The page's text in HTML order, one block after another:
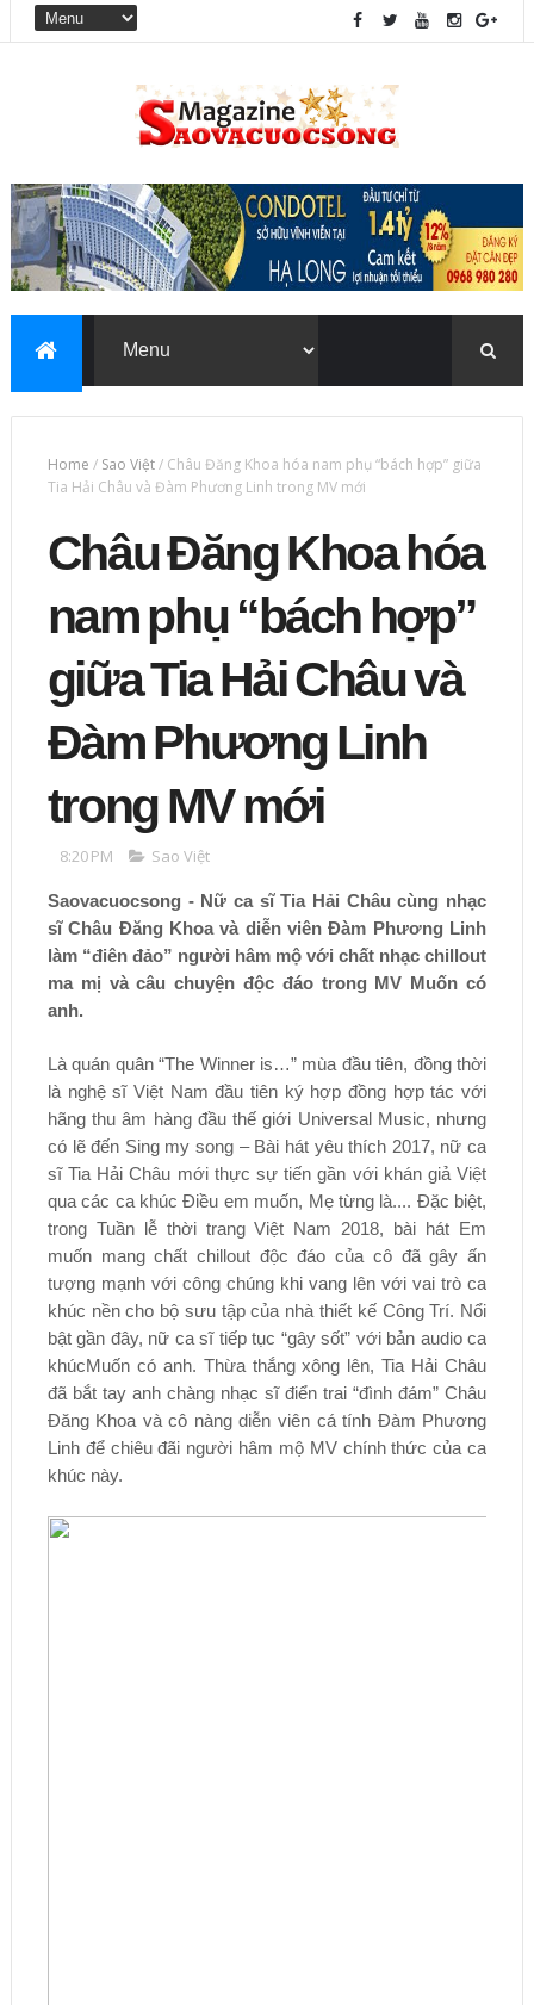
Home / Sao Việt/ Châu Đăng Khoa hóa nam phụ “bách hợp” giữa
Tia Hải Châu và Đàm Phương Linh trong MV mới
Châu Đăng Khoa hóa
nam phụ “bách hợp”
giữa Tia Hải Châu và
Đàm Phương Linh
trong MV mới
8:20 PM Sao Việt
Saovacuocsong - Nữ ca sĩ Tia Hải Châu cùng nhạc
sĩ Châu Đăng Khoa và diễn viên Đàm Phương Linh
làm “điên đảo” người hâm mộ với chất nhạc chillout
ma mị và câu chuyện độc đáo trong MV Muốn có
anh.
Là quán quân “The Winner is…” mùa đầu tiên, đồng thời
là nghệ sĩ Việt Nam đầu tiên ký hợp đồng hợp tác với
hãng thu âm hàng đầu thế giới Universal Music, nhưng
có lẽ đến Sing my song – Bài hát yêu thích 2017, nữ ca
sĩ Tia Hải Châu mới thực sự tiến gần với khán giả Việt
qua các ca khúc Điều em muốn, Mẹ từng là.... Đặc biệt,
trong Tuần lễ thời trang Việt Nam 2018, bài hát Em
muốn mang chất chillout độc đáo của cô đã gây ấn
tượng mạnh với công chúng khi vang lên với vai trò ca
khúc nền cho bộ sưu tập của nhà thiết kế Công Trí. Nổi
bật gần đây, nữ ca sĩ tiếp tục “gây sốt” với bản audio ca
khúcMuốn có anh. Thừa thắng xông lên, Tia Hải Châu
đã bắt tay anh chàng nhạc sĩ điển trai “đình đám” Châu
Đăng Khoa và cô nàng diễn viên cá tính Đàm Phương
Linh để chiêu đãi người hâm mộ MV chính thức của ca
khúc này.